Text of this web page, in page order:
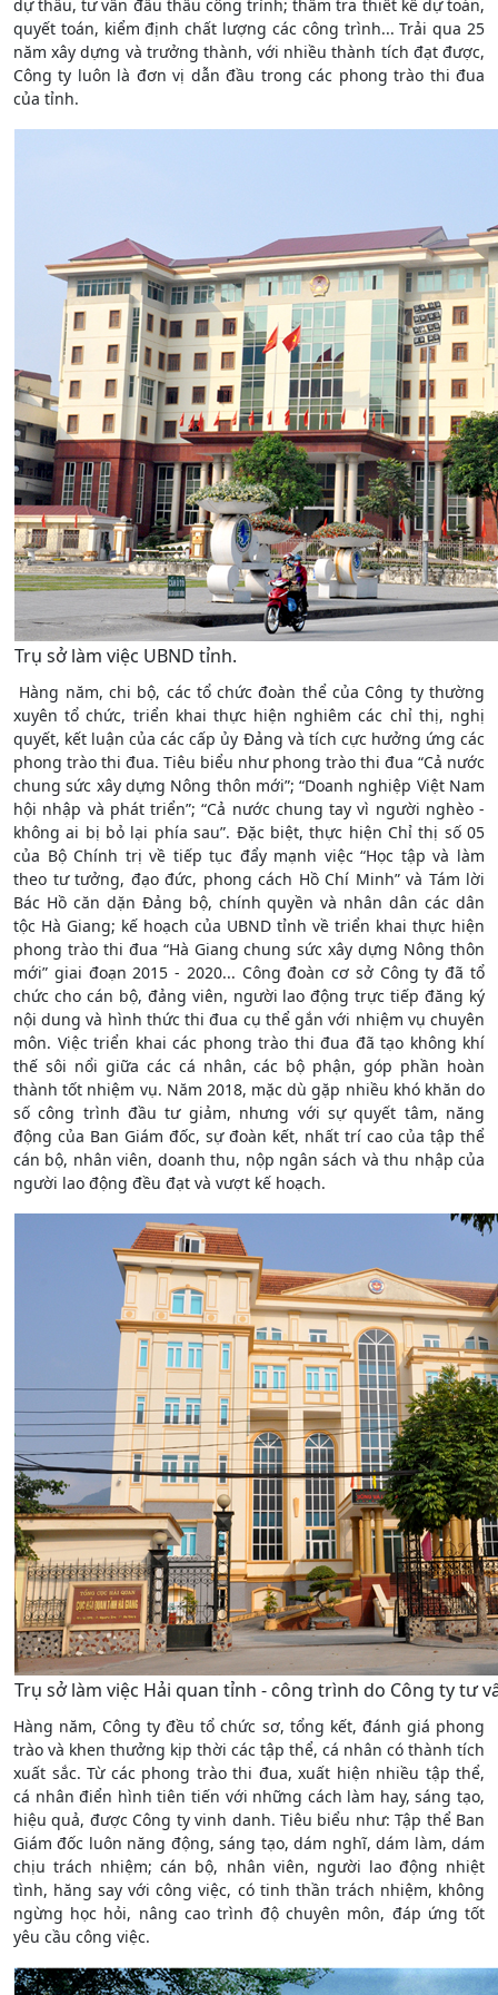
dự thầu, tư vấn đấu thầu công trình; thẩm tra thiết kế dự toán,
quyết toán, kiểm định chất lượng các công trình... Trải qua 25
năm xây dựng và trưởng thành, với nhiều thành tích đạt được,
Công ty luôn là đơn vị dẫn đầu trong các phong trào thi đua
của tỉnh.
Trụ sở làm việc UBND tỉnh.
Hàng năm, chi bộ, các tổ chức đoàn thể của Công ty thường
xuyên tổ chức, triển khai thực hiện nghiêm các chỉ thị, nghị
quyết, kết luận của các cấp ủy Đảng và tích cực hưởng ứng các
phong trào thi đua. Tiêu biểu như phong trào thi đua “Cả nước
chung sức xây dựng Nông thôn mới”; “Doanh nghiệp Việt Nam
hội nhập và phát triển”; “Cả nước chung tay vì người nghèo -
không ai bị bỏ lại phía sau”. Đặc biệt, thực hiện Chỉ thị số 05
của Bộ Chính trị về tiếp tục đẩy mạnh việc “Học tập và làm
theo tư tưởng, đạo đức, phong cách Hồ Chí Minh” và Tám lời
Bác Hồ căn dặn Đảng bộ, chính quyền và nhân dân các dân
tộc Hà Giang; kế hoạch của UBND tỉnh về triển khai thực hiện
phong trào thi đua “Hà Giang chung sức xây dựng Nông thôn
mới” giai đoạn 2015 - 2020... Công đoàn cơ sở Công ty đã tổ
chức cho cán bộ, đảng viên, người lao động trực tiếp đăng ký
nội dung và hình thức thi đua cụ thể gắn với nhiệm vụ chuyên
môn. Việc triển khai các phong trào thi đua đã tạo không khí
thế sôi nổi giữa các cá nhân, các bộ phận, góp phần hoàn
thành tốt nhiệm vụ. Năm 2018, mặc dù gặp nhiều khó khăn do
số công trình đầu tư giảm, nhưng với sự quyết tâm, năng
động của Ban Giám đốc, sự đoàn kết, nhất trí cao của tập thể
cán bộ, nhân viên, doanh thu, nộp ngân sách và thu nhập của
người lao động đều đạt và vượt kế hoạch.
Trụ sở làm việc Hải quan tỉnh - công trình do Công ty tư
Hàng năm, Công ty đều tổ chức sơ, tổng kết, đánh giá phong
trào và khen thưởng kịp thời các tập thể, cá nhân có thành tích
xuất sắc. Từ các phong trào thi đua, xuất hiện nhiều tập thể,
cá nhân điển hình tiên tiến với những cách làm hay, sáng tạo,
hiệu quả, được Công ty vinh danh. Tiêu biểu như: Tập thể Ban
Giám đốc luôn năng động, sáng tạo, dám nghĩ, dám làm, dám
chịu trách nhiệm; cán bộ, nhân viên, người lao động nhiệt
tình, hăng say với công việc, có tinh thần trách nhiệm, không
ngừng học hỏi, nâng cao trình độ chuyên môn, đáp ứng tốt
yêu cầu công việc.